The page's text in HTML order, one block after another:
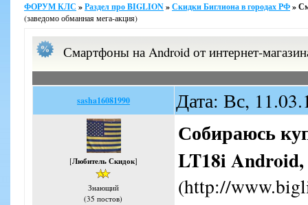
ФОРУМ КЛС »Раздел про BIGLION»Скидки Биглиона в городах РФ»
(заведомо обманная мега-акция)
Смартфоны на Android от интернет-
sasha16081990 Дата: Вс,
[Любитель Скидок]
Знающий
(35 постов)
Собираюсь
LT18i Android,
(http://